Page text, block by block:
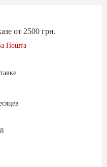
от 2500 грн.
Пошта